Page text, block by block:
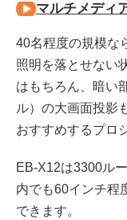
マルチメディ
40名程度の規模な
照明を落とせない
はもちろん、暗い
ル）の大画面投影
おすすめするプロ
EB-X12は3300ル
内でも60インチ程
できます。